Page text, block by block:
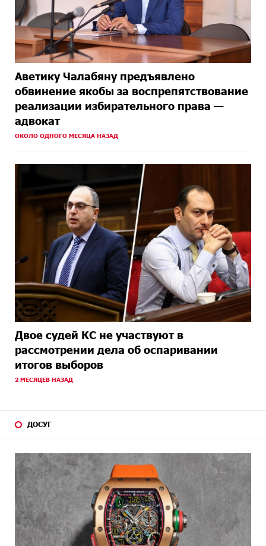
Аветику Чалабяну предъявлено
обвинение якобы за воспрепятствование
реализации избирательного права —
адвокат
ОКОЛО ОДНОГО МЕСЯЦА НАЗАД
Двое судей КС не участвуют в
рассмотрении дела об оспаривании
итогов выборов
2 МЕСЯЦЕВ НАЗАД
ДОСУГ